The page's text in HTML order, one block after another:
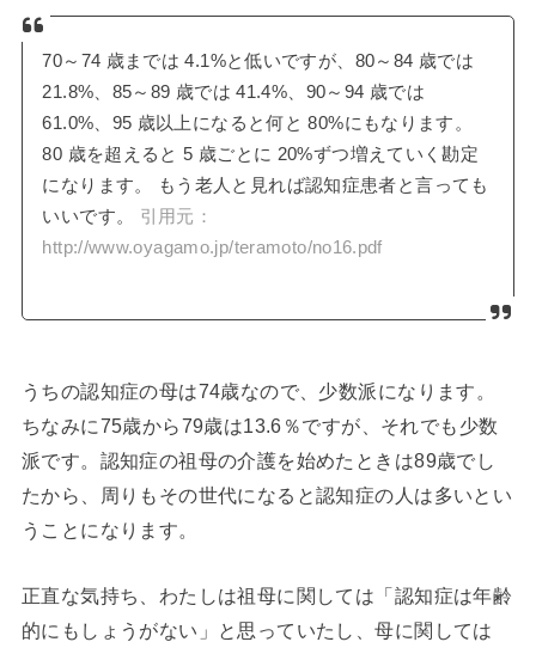
70～74 歳までは 4.1%と低いですが、80～84 歳では
21.8%、85～89 歳では 41.4%、90～94 歳では
61.0%、95 歳以上になると何と 80%にもなります。
80 歳を超えると 5 歳ごとに 20%ずつ増えていく勘定
になります。 もう老人と見れば認知症患者と言っても
いいです。
引用元：
http://www.oyagamo.jp/teramoto/no16.pdf
うちの認知症の母は74歳なので、少数派になります。
ちなみに75歳から79歳は13.6％ですが、それでも少数
派です。認知症の祖母の介護を始めたときは89歳でし
たから、周りもその世代になると認知症の人は多いとい
うことになります。
正直な気持ち、わたしは祖母に関しては「認知症は年齢
的にもしょうがない」と思っていたし、母に関しては